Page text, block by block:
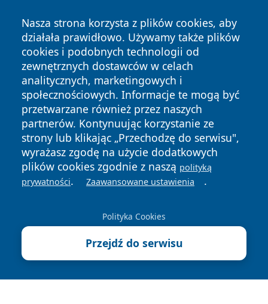
Nasza strona korzysta z plików cookies, aby
działała prawidłowo. Używamy także plików
cookies i podobnych technologii od
zewnętrznych dostawców w celach
analitycznych, marketingowych i
społecznościowych. Informacje te mogą być
przetwarzane również przez naszych
partnerów. Kontynuując korzystanie ze
strony lub klikając „Przechodzę do serwisu",
wyrażasz zgodę na użycie dodatkowych
plików cookies zgodnie z naszą polityką
prywatności. Zaawansowane ustawienia .
Polityka Cookies
Przejdź do serwisu
Copyright © 2026 cieszynonline.pl Wszystkie prawa
zastrzeżone.
News Autorzy
Polityka
Prywatności
Polityka
Cookies